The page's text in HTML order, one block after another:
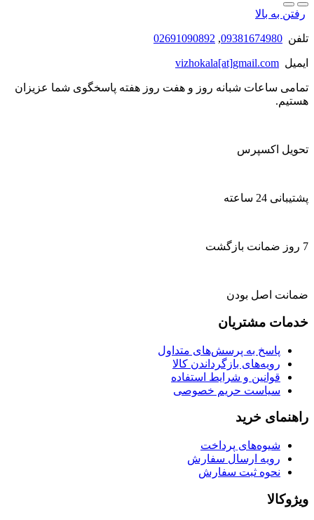
رفتن به بالا
تلفن 09381674980
,
02691090892
ایمیل vizhokala[at]gmail.com
تمامی ساعات شبانه روز و هفت روز هفته پاسخگوی شما عزیزان
هستیم.
تحویل اکسپرس
پشتیبانی 24 ساعته
7 روز ضمانت بازگشت
ضمانت اصل بودن
خدمات مشتریان
پاسخ به پرسش‌های متداول
رویه‌های بازگرداندن کالا
قوانین و شرایط استفاده
سیاست حریم خصوصی
راهنمای خرید
شیوه‌های پرداخت
رویه ارسال سفارش
نحوه ثبت سفارش
ویژوکالا